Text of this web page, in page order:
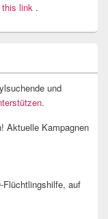
this link .
und
.
Aktuelle Kampagnen
Flüchtlingshilfe, auf